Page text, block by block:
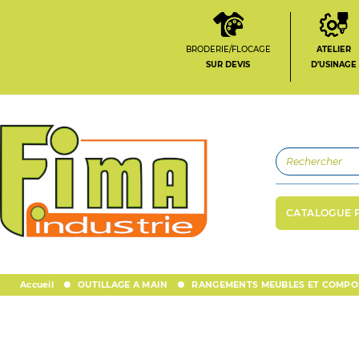
BRODERIE/FLOCAGE
SUR DEVIS
ATELIER
D'USINAGE
CATALOGUE
Accueil OUTILLAGE A MAIN RANGEMENTS MEUBLES ET